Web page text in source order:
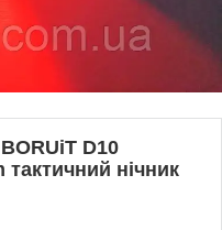
D10
тактичний нічник